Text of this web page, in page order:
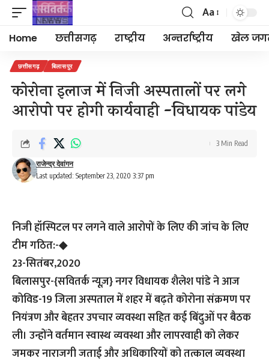
Font
Resizer
Aa
Home छत्तीसगढ़ राष्ट्रीय अन्तर्राष्ट्रीय खेल
छत्तीसगढ़ बिलासपुर
कोरोना इलाज में निजी अस्पतालों पर लगे
आरोपो पर होगी कार्यवाही -विधायक पांडेय
Last updated: September 23, 2020 3:37 pm
राजेन्द्र देवांगन
3 Min Read
निजी हॉस्पिटल पर लगने वाले आरोपों के लिए की जांच के लिए
टीम गठित:-◆
23-सितंबर,2020
बिलासपुर-{सवितर्क न्यूज़}नगर विधायक शैलेश पांडे ने आज
कोविड-19 जिला अस्पताल में शहर में बढ़ते कोरोना संक्रमण पर
नियंत्रण और बेहतर उपचार व्यवस्था सहित कई बिंदुओं पर बैठक
ली। उन्होंने वर्तमान स्वास्थ व्यवस्था और लापरवाही को लेकर
जमकर नाराजगी जताई और अधिकारियों को तत्काल व्यवस्था